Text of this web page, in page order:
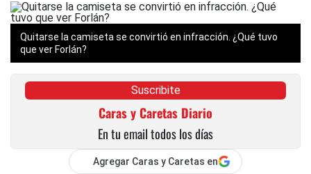
Quitarse la camiseta se convirtió en infracción. ¿Qué tuvo
que ver Forlán?
Suscribite
Caras y Caretas Diario
En tu email todos los días
Agregar Caras y Caretas en